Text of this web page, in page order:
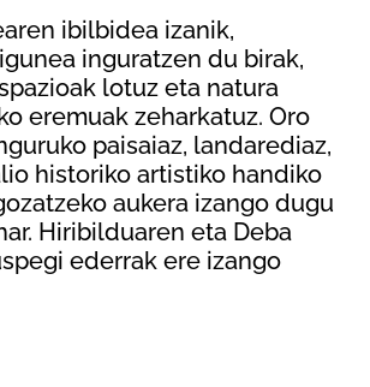
ibilbidea izanik,
inguratzen du birak,
lotuz eta natura
eremuak zeharkatuz. Oro
paisaiaz, landarediaz,
historiko artistiko handiko
aukera izango dugu
Hiribilduaren eta Deba
ederrak ere izango